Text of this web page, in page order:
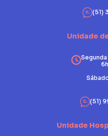
(51)
Unidade
(51)
Unidade